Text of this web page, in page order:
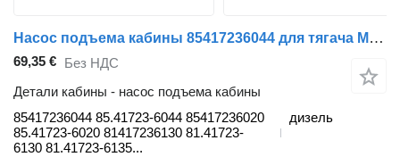
Насос подъема кабины 85417236044 для тягача MAN TGL, TGM, TGS, TGX (2005-2021)
69,35 € Без НДС
Детали кабины - насос подъема кабины
85417236044 85.41723-6044 85417236020
85.41723-6020 81417236130 81.41723-
6130 81.41723-6135...
дизель